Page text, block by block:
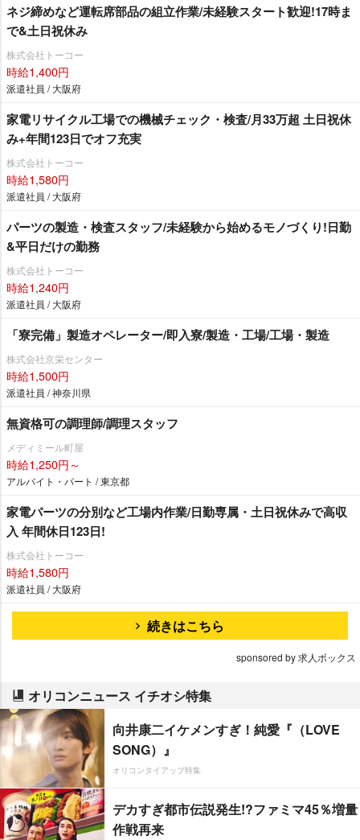
ネジ締めなど運転席部品の組立作業/未経験スタート歓迎!17時ま
で&土日祝休み
株式会社トーコー
時給1,400円
派遣社員 / 大阪府
家電リサイクル工場での機械チェック・検査/月33万超 土日祝休
み+年間123日でオフ充実
株式会社トーコー
時給1,580円
派遣社員 / 大阪府
パーツの製造・検査スタッフ/未経験から始めるモノづくり!日勤
&平日だけの勤務
株式会社トーコー
時給1,240円
派遣社員 / 大阪府
「寮完備」製造オペレーター/即入寮/製造・工場/工場・製造
株式会社京栄センター
時給1,500円
派遣社員 / 神奈川県
無資格可の調理師/調理スタッフ
メディミール町屋
時給1,250円～
アルバイト・パート / 東京都
家電パーツの分別など工場内作業/日勤専属・土日祝休みで高収
入 年間休日123日!
株式会社トーコー
時給1,580円
派遣社員 / 大阪府
続きはこちら
sponsored by 求人ボックス
オリコンニュース イチオシ特集
向井康二イケメンすぎ！純愛『（LOVE
SONG）』
オリコンタイアップ特集
デカすぎ都市伝説発生!?ファミマ45％増量
作戦再来